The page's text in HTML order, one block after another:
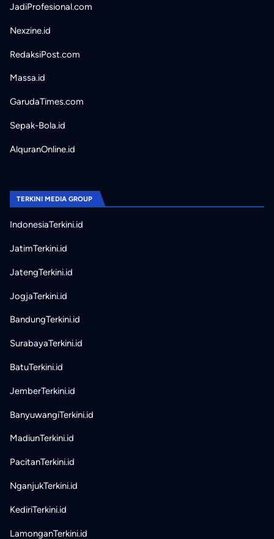
JadiProfesional.com
Nexzine.id
RedaksiPost.com
Massa.id
GarudaTimes.com
Sepak-Bola.id
AlquranOnline.id
TERKINI MEDIA GROUP
IndonesiaTerkini.id
JatimTerkini.id
JatengTerkini.id
JogjaTerkini.id
BandungTerkini.id
SurabayaTerkini.id
BatuTerkini.id
JemberTerkini.id
BanyuwangiTerkini.id
MadiunTerkini.id
PacitanTerkini.id
NganjukTerkini.id
KediriTerkini.id
LamonganTerkini.id